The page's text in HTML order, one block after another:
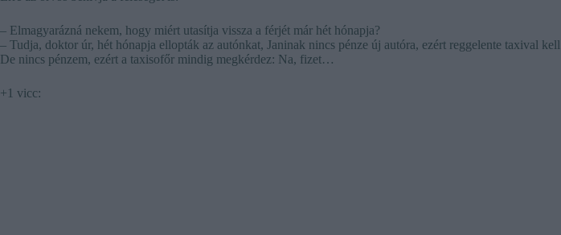
– Elmagyarázná nekem, hogy miért utasítja vissza a férjét már hét hónapja?
– Tudja, doktor úr, hét hónapja ellopták az autónkat, Janinak nincs pénze új autóra, ezért reggelente taxival
De nincs pénzem, ezért a taxisofőr mindig megkérdez: Na, fizet…
+1 vicc: